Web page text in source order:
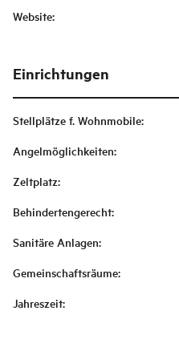
Website:
Einrichtungen
Stellplätze f. Wohnmobile:
Angelmöglichkeiten:
Zeltplatz:
Behindertengerecht:
Sanitäre Anlagen:
Gemeinschaftsräume:
Jahreszeit: